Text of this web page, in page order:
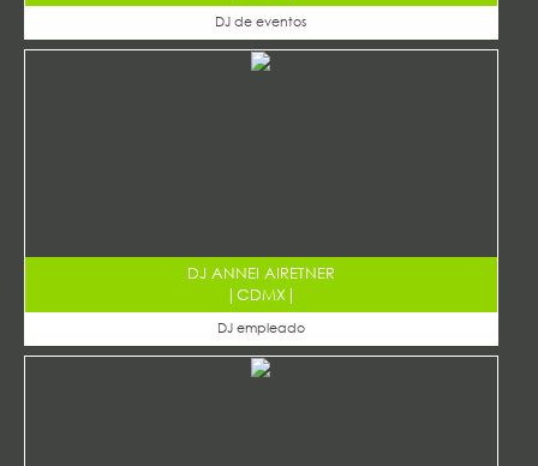
DJ de eventos
DJ ANNEI AIRETNER
| CDMX|
DJ empleado